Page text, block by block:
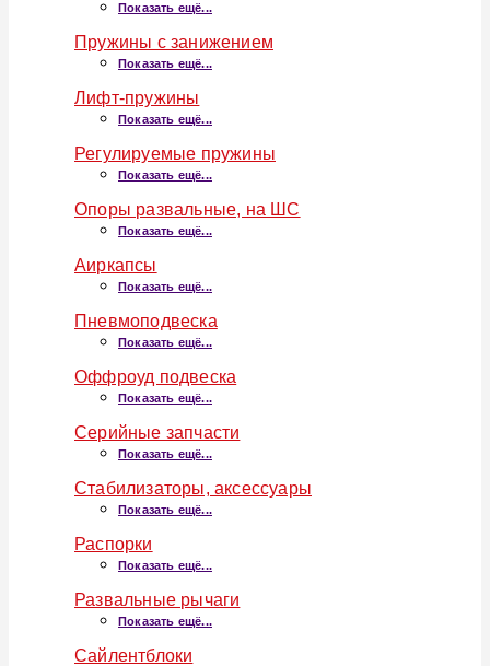
Показать ещё...
Пружины с занижением
Показать ещё...
Лифт-пружины
Показать ещё...
Регулируемые пружины
Показать ещё...
Опоры развальные, на ШС
Показать ещё...
Аиркапсы
Показать ещё...
Пневмоподвеска
Показать ещё...
Оффроуд подвеска
Показать ещё...
Серийные запчасти
Показать ещё...
Стабилизаторы, аксессуары
Показать ещё...
Распорки
Показать ещё...
Развальные рычаги
Показать ещё...
Сайлентблоки